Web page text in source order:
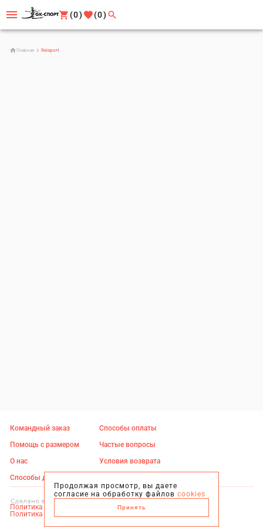
(0) (0)
Главная Reisport
Продолжая просмотр, вы даете
согласие на обработку файлов cookies
Принять
Командный заказ
Помощь с размером
О нас
Способы доставки
Способы оплаты
Частые вопросы
Условия возврата
Политика оферты
Политика конфиденциальности